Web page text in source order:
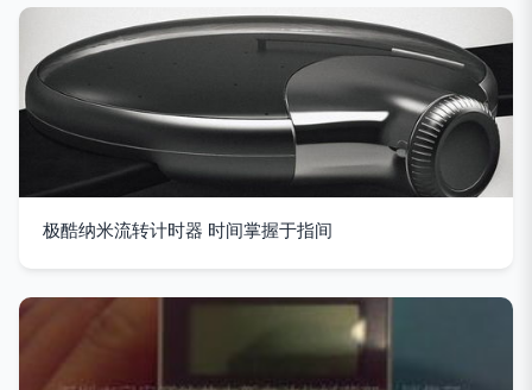
极酷纳米流转计时器 时间掌握于指间